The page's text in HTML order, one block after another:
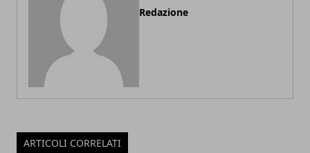
Redazione
ARTICOLI CORRELATI